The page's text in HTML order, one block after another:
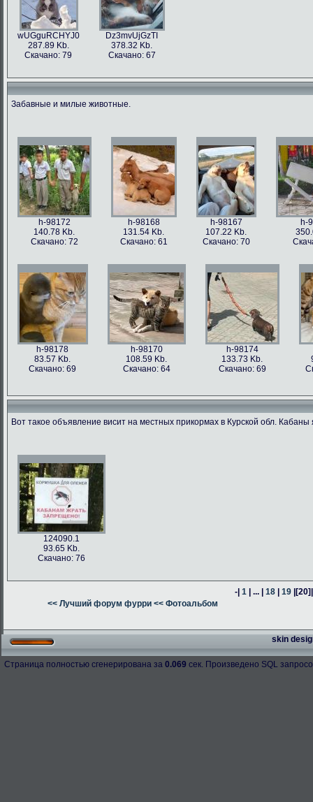
wUGguRCHYJ0
287.89 Kb.
Скачано: 79
Dz3mvUjGzTI
378.32 Kb.
Скачано: 67
Забавные и милые животные.
h-98172
140.78 Kb.
Скачано: 72
h-98168
131.54 Kb.
Скачано: 61
h-98167
107.22 Kb.
Скачано: 70
h-
h-98178
83.57 Kb.
Скачано: 69
h-98170
108.59 Kb.
Скачано: 64
h-98174
133.73 Kb.
Скачано: 69
h-98176
76.47 Kb.
Скачано: 63
h-98171
187.62 Kb.
Скачано: 66
h-98160
h-98164
Вот такое объявление висит на местных прикормах в Курской обл.
124090.1
93.65 Kb.
Скачано: 76
-| 1 | ... | 18 | 19 |[20]
<< Лучший форум фурри << Фотоальбом
skin
Страница полностью сгенерирована за 0.069 сек. Произведено SQL